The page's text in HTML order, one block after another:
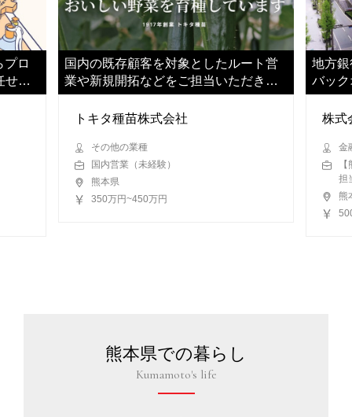
プロ
せし
国内の既存顧客を対象としたルート営
業や新規開拓などをご担当いただきま
す
トキタ種苗株式会社
その他の業種
国内営業（未経験）
熊本県
350万円~450万円
地方
バッ
ます
株式
金
担
熊
熊本県での暮らし
Kumamoto's life